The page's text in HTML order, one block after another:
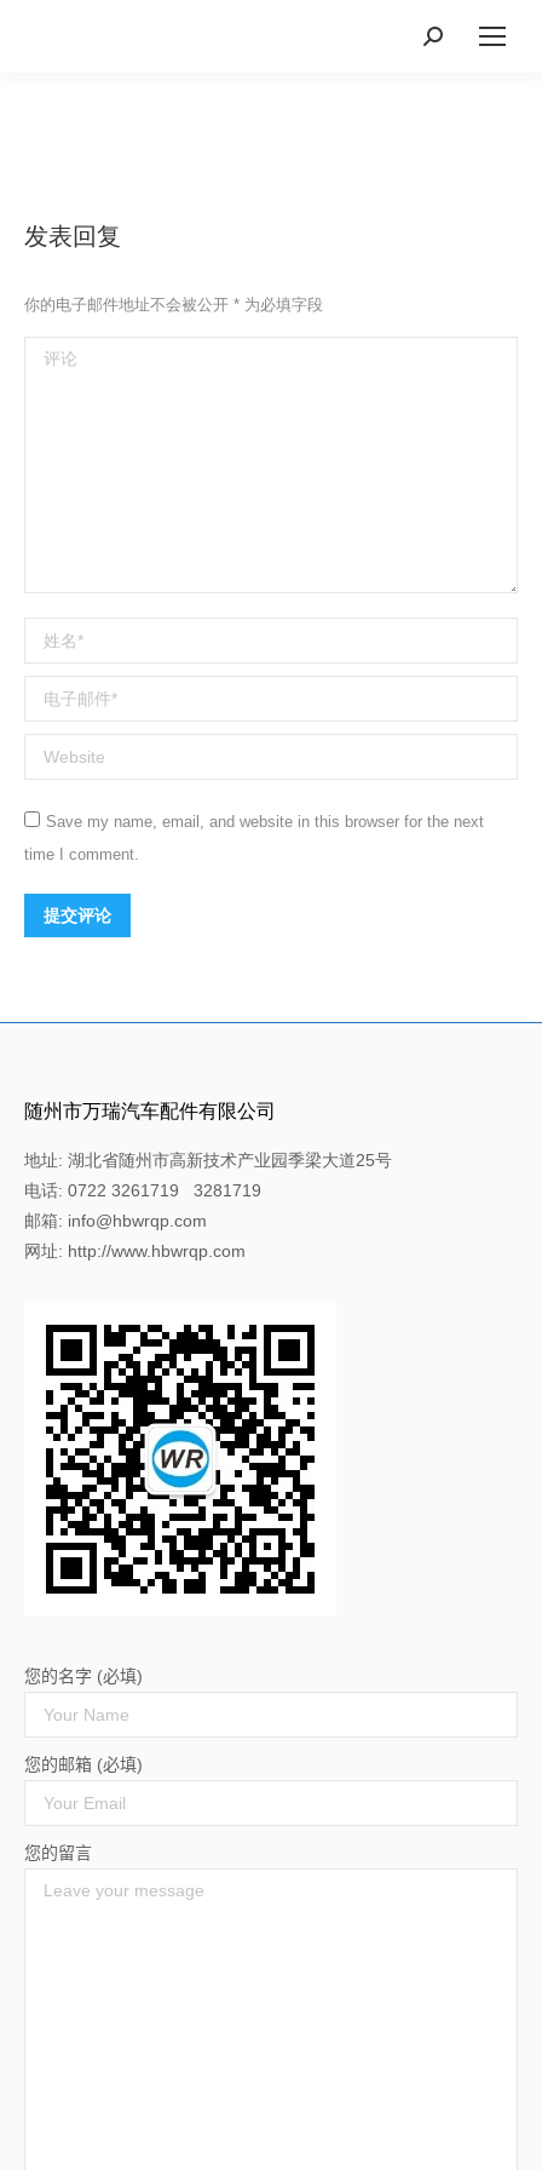
Search:
发表回复
你的电子邮件地址不会被公开 * 为必填字段
评论
姓名 *
电子邮件 *
Website
Save my name, email, and website in this browser for the next
time I comment.
提交评论
随州市万瑞汽车配件有限公司
地址: 湖北省随州市高新技术产业园季梁大道25号
电话: 0722 3261719 3281719
邮箱: info@hbwrqp.com
网址: http://www.hbwrqp.com
您的名字 (必填)
您的邮箱 (必填)
您的留言